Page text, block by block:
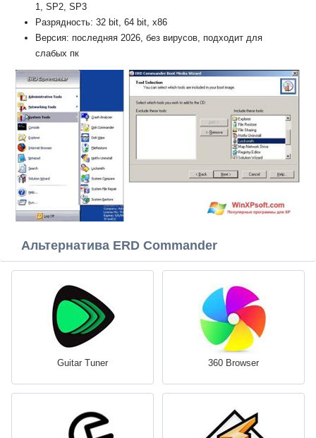
1, SP2, SP3
Разрядность: 32 bit, 64 bit, x86
Версия: последняя 2026, без вирусов, подходит для
слабых пк
Альтернатива ERD Commander
Guitar Tuner 360 Browser